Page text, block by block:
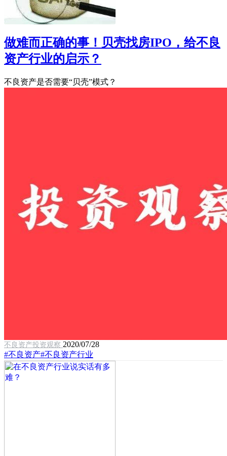
做难而正确的事！贝壳找房IPO，给不良
资产行业的启示？
不良资产是否需要“贝壳”模式？
不良资产投资观察 2020/07/28
#不良资产#不良资产行业